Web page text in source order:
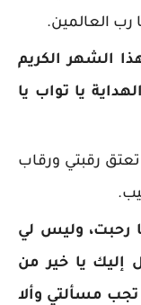
رب العالمين.
الشهر الكريم
يا تواب يا
رقبتي ورقاب
رحبت، وليس لي
يا خير من
مسألتي وألا